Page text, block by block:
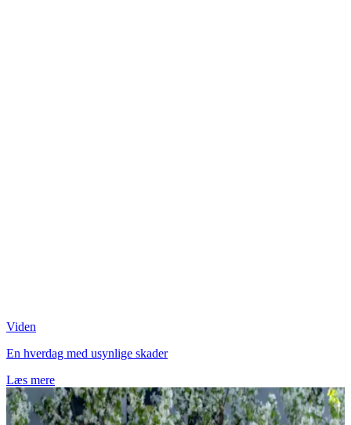
Viden
En hverdag med usynlige skader
Læs mere